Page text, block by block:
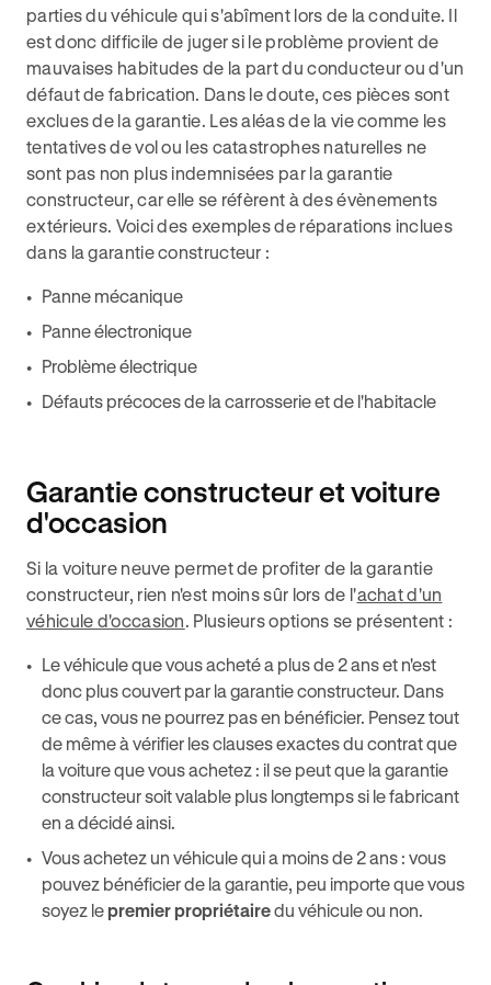
parties du véhicule qui s'abîment lors de la conduite. Il
est donc difficile de juger si le problème provient de
mauvaises habitudes de la part du conducteur ou d'un
défaut de fabrication. Dans le doute, ces pièces sont
exclues de la garantie. Les aléas de la vie comme les
tentatives de vol ou les catastrophes naturelles ne
sont pas non plus indemnisées par la garantie
constructeur, car elle se réfèrent à des évènements
extérieurs. Voici des exemples de réparations inclues
dans la garantie constructeur :
Panne mécanique
Panne électronique
Problème électrique
Défauts précoces de la carrosserie et de l'habitacle
Garantie constructeur et voiture
d'occasion
Si la voiture neuve permet de profiter de la garantie
constructeur, rien n'est moins sûr lors de l'achat d'un
véhicule d'occasion. Plusieurs options se présentent :
Le véhicule que vous acheté a plus de 2 ans et n'est
donc plus couvert par la garantie constructeur. Dans
ce cas, vous ne pourrez pas en bénéficier. Pensez tout
de même à vérifier les clauses exactes du contrat que
la voiture que vous achetez : il se peut que la garantie
constructeur soit valable plus longtemps si le fabricant
en a décidé ainsi.
Vous achetez un véhicule qui a moins de 2 ans : vous
pouvez bénéficier de la garantie, peu importe que vous
soyez lepremier propriétairedu véhicule ou non.